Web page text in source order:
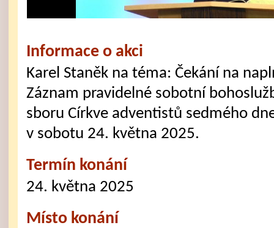
Informace o akci
Karel Staněk na téma: Čekání na
Záznam pravidelné sobotní
sboru Církve adventistů sedmého
v sobotu 24. května 2025.
Termín konání
24. května 2025
Místo konání